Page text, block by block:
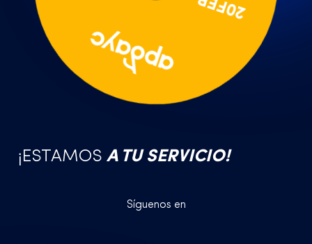
20FEB
¡ESTAMOS A TU SERVICIO!
Síguenos en